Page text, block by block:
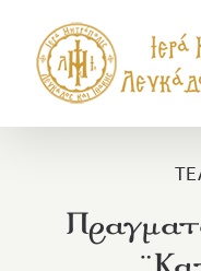
περιεχόμενο